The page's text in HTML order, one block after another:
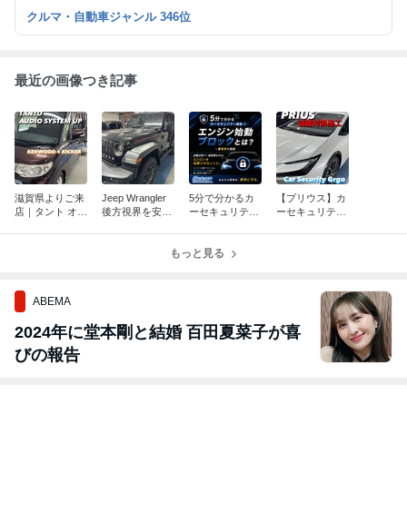
クルマ・自動車ジャンル 346位
最近の画像つき記事
滋賀県よりご来
店｜タント オー
Jeep Wrangler
後方視界を安
5分で分かるカ
ーセキュリティ
は？
【プリウス】カ
ーセキュリティ
もっと見る
ABEMA
2024年に堂本剛と結婚 百田夏菜子が喜
びの報告